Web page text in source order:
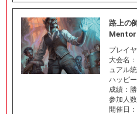
路上の
Mentor
プレイヤ
大会名：
ュアル
ハッピ
成績：
参加人数
開催日：